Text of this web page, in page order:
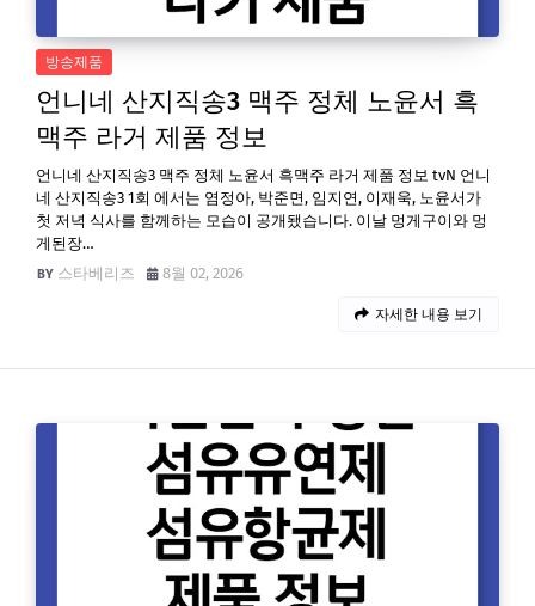
방송제품
언니네 산지직송3 맥주 정체 노윤서 흑
맥주 라거 제품 정보
언니네 산지직송3 맥주 정체 노윤서 흑맥주 라거 제품 정보 tvN 언니
네 산지직송3 1회 에서는 염정아, 박준면, 임지연, 이재욱, 노윤서가
첫 저녁 식사를 함께하는 모습이 공개됐습니다. 이날 멍게구이와 멍
게된장…
스타베리즈
8월 02, 2026
자세한 내용 보기